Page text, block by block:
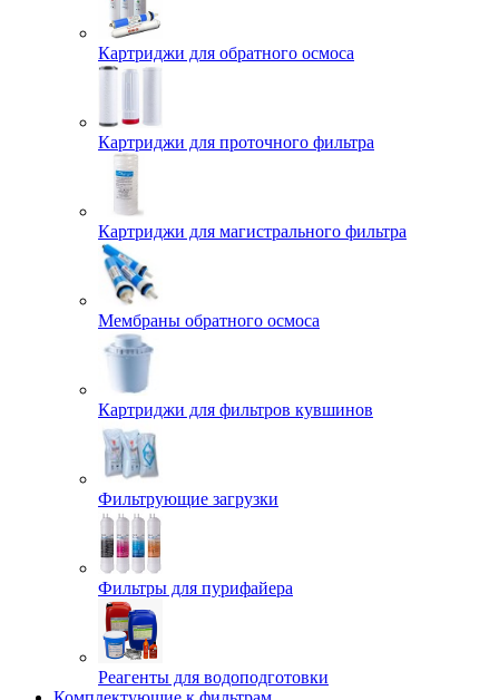
Картриджи для обратного осмоса
Картриджи для проточного фильтра
Картриджи для магистрального фильтра
Мембраны обратного осмоса
Картриджи для фильтров кувшинов
Фильтрующие загрузки
Фильтры для пурифайера
Реагенты для водоподготовки